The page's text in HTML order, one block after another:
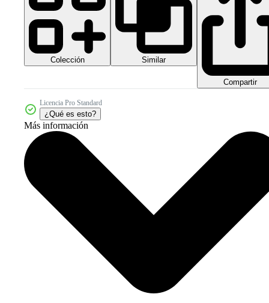
Colección Similar
Compartir
Licencia Pro Standard
¿Qué es esto?
Más información